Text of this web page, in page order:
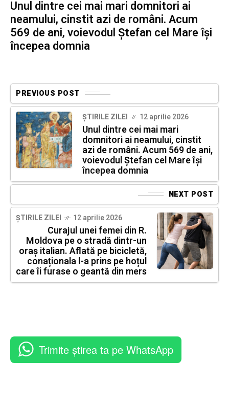
Unul dintre cei mai mari domnitori ai
neamului, cinstit azi de români. Acum
569 de ani, voievodul Ștefan cel Mare își
începea domnia
PREVIOUS POST
ȘTIRILE ZILEI 12 aprilie 2026
Unul dintre cei mai mari
domnitori ai neamului, cinstit
azi de români. Acum 569 de ani,
voievodul Ștefan cel Mare își
începea domnia
NEXT POST
ȘTIRILE ZILEI 12 aprilie 2026
Curajul unei femei din R.
Moldova pe o stradă dintr-un
oraș italian. Aflată pe bicicletă,
conaționala l-a prins pe hoțul
care îi furase o geantă din mers
Trimite știrea ta pe WhatsApp